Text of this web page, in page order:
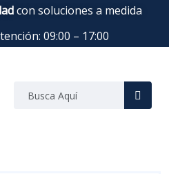
con soluciones a medida
09:00 – 17:00